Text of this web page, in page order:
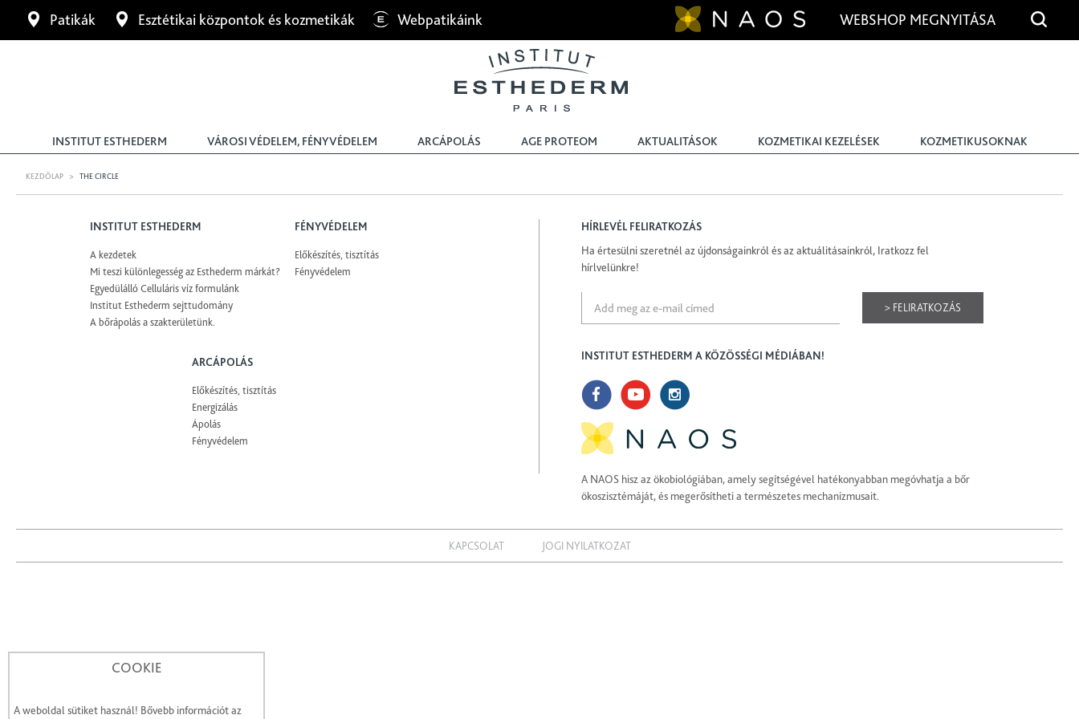
Patikák Esztétikai központok és kozmetikák Webpatikáink WEBSHOP MEGNYITÁSA
INSTITUT ESTHEDERM VÁROSI VÉDELEM, FÉNYVÉDELEM ARCÁPOLÁS AGE PROTEOM AKTUALITÁSOK KOZMETIKAI KEZELÉSEK KOZMETIKUSOKNAK
KEZDŐLAP > THE CIRCLE
INSTITUT ESTHEDERM
A kezdetek
Mi teszi különlegesség az Esthederm márkát?
Egyedülálló Celluláris víz formulánk
Institut Esthederm sejttudomány
A bőrápolás a szakterületünk.
FÉNYVÉDELEM
Előkészítés, tisztítás
Fényvédelem
ARCÁPOLÁS
Előkészítés, tisztítás
Energizálás
Ápolás
Fényvédelem
HÍRLEVÉL FELIRATKOZÁS
Ha értesülni szeretnél az újdonságainkról és az aktuálitásainkról, Iratkozz fel
hírlvelünkre!
> FELIRATKOZÁS
INSTITUT ESTHEDERM A KÖZÖSSÉGI MÉDIÁBAN!
A NAOS hisz az ökobiológiában, amely segítségével hatékonyabban megóvhatja a bőr
ökoszisztémáját, és megerősítheti a természetes mechanizmusait.
KAPCSOLAT JOGI NYILATKOZAT
COOKIE
A weboldal sütiket használ! Bővebb információt az